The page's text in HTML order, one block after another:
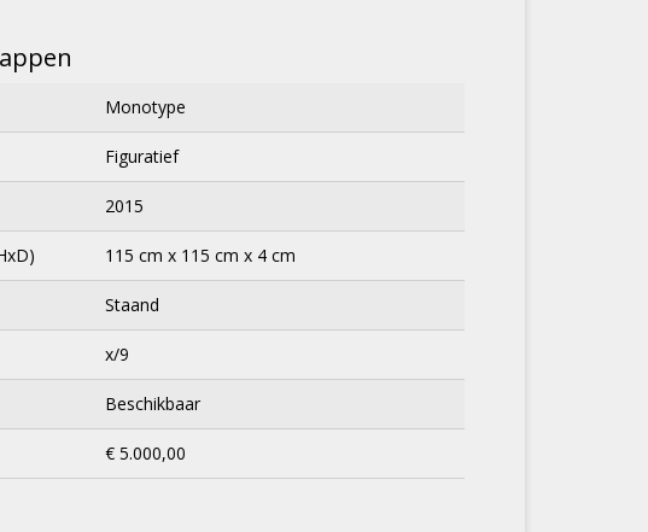
Monotype
Figuratief
2015
115 cm x 115 cm x 4 cm
Staand
x/9
Beschikbaar
€ 5.000,00
×